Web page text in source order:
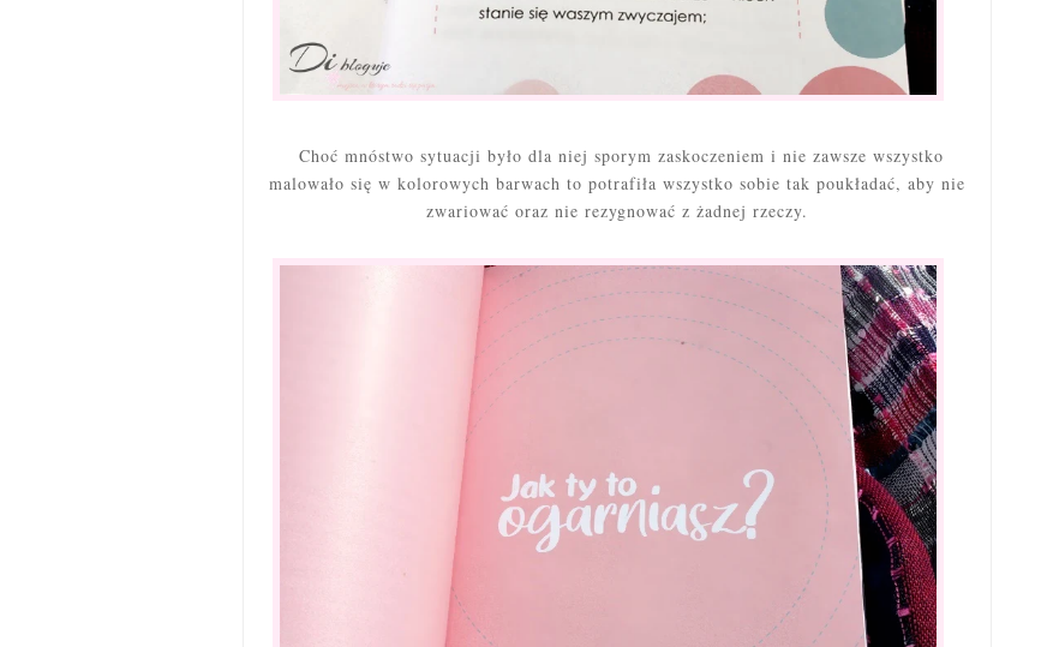
Choć mnóstwo sytuacji było dla niej sporym zaskoczeniem i nie zawsze wszystko
malowało się w kolorowych barwach to potrafiła wszystko sobie tak poukładać, aby nie
zwariować oraz nie rezygnować z żadnej rzeczy.